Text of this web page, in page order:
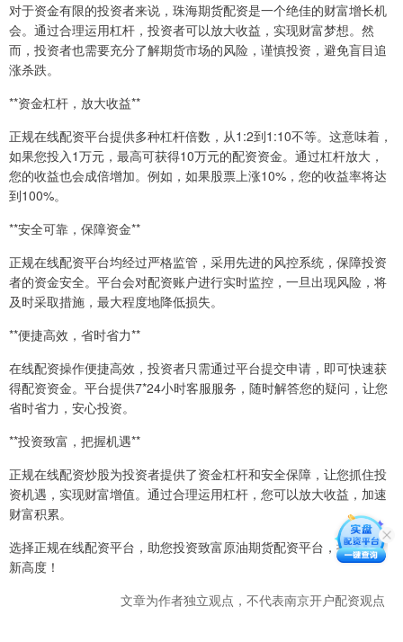
对于资金有限的投资者来说，珠海期货配资是一个绝佳的财富增长机
会。通过合理运用杠杆，投资者可以放大收益，实现财富梦想。然
而，投资者也需要充分了解期货市场的风险，谨慎投资，避免盲目追
涨杀跌。
**资金杠杆，放大收益**
正规在线配资平台提供多种杠杆倍数，从1:2到1:10不等。这意味着，
如果您投入1万元，最高可获得10万元的配资资金。通过杠杆放大，
您的收益也会成倍增加。例如，如果股票上涨10%，您的收益率将达
到100%。
**安全可靠，保障资金**
正规在线配资平台均经过严格监管，采用先进的风控系统，保障投资
者的资金安全。平台会对配资账户进行实时监控，一旦出现风险，将
及时采取措施，最大程度地降低损失。
**便捷高效，省时省力**
在线配资操作便捷高效，投资者只需通过平台提交申请，即可快速获
得配资资金。平台提供7*24小时客服服务，随时解答您的疑问，让您
省时省力，安心投资。
**投资致富，把握机遇**
正规在线配资炒股为投资者提供了资金杠杆和安全保障，让您抓住投
资机遇，实现财富增值。通过合理运用杠杆，您可以放大收益，加速
财富积累。
选择正规在线配资平台，助您投资致富原油期货配资平台，把握财富
新高度！
文章为作者独立观点，不代表南京开户配资观点